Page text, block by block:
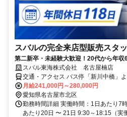
スバルの完全来店型販売スタ
第二新卒・未経験大歓迎！20代から年収
スバル東海株式会社 名古屋楠店
交通・アクセス バス停「新川中橋」
月給241,000円～280,000円
愛知県名古屋市北区
勤務時間詳細 実働時間：1日あたり7
あたり20日 〜 21日 9:30～18:15（